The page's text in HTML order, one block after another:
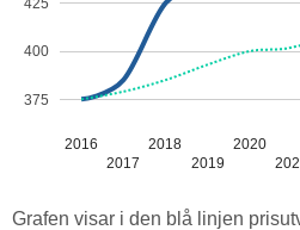
2016
2017
2018
2019
2020
375
400
Grafen visar i den blå linjen